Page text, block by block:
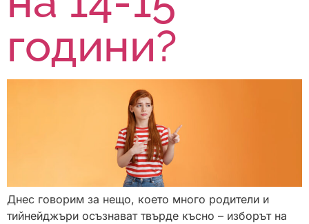
години?
Днес говорим за нещо, което много родители и
тийнейджъри осъзнават твърде късно – изборът на